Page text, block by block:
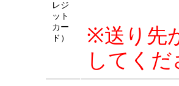
レジ
ット
カー
ド）
※送り先
してくだ